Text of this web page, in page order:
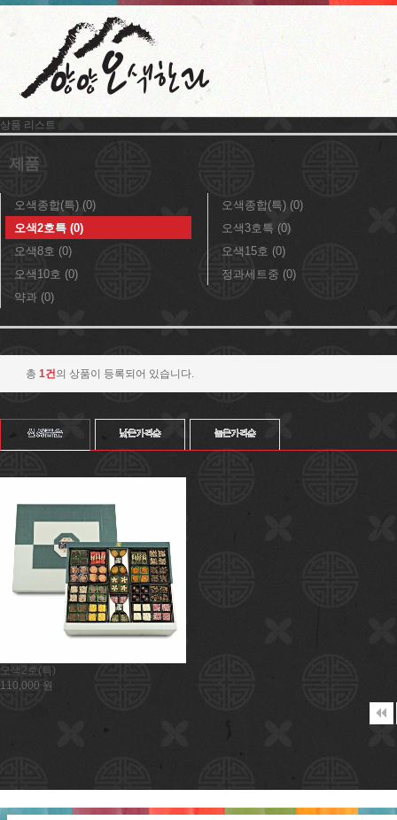
상품 리스트
제품
오색종합(특) (0)
오색종합(특) (0)
오색2호특 (0)
오색3호특 (0)
오색8호 (0)
오색15호 (0)
오색10호 (0)
정과세트중 (0)
약과 (0)
총1건의 상품이 등록되어 있습니다.
오색2호(특)
110,000 원